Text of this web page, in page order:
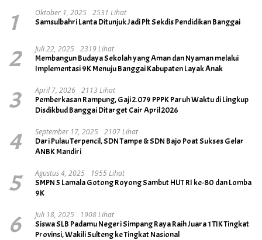
1 Oktober 1, 2025 2531 Lihat
Samsulbahri Lanta Ditunjuk Jadi Plt Sekdis Pendidikan Banggai
2 Juli 22, 2025 2319 Lihat
Membangun Budaya Sekolah yang Aman dan Nyaman melalui
Implementasi 9K Menuju Banggai Kabupaten Layak Anak
3 April 7, 2026 2113 Lihat
Pemberkasan Rampung, Gaji 2.079 PPPK Paruh Waktu di Lingkup
Disdikbud Banggai Ditarget Cair April 2026
4 September 17, 2025 2107 Lihat
Dari Pulau Terpencil, SDN Tampe & SDN Bajo Poat Sukses Gelar
ANBK Mandiri
5 Agustus 4, 2025
1955 Lihat
SMPN 5 Lamala Gotong Royong Sambut HUT RI ke-80 dan Lomba
9K
6 Juli 18, 2025
1908 Lihat
Siswa SLB Padamu Negeri Simpang Raya Raih Juara 1 TIK Tingkat
Provinsi, Wakili Sulteng ke Tingkat Nasional